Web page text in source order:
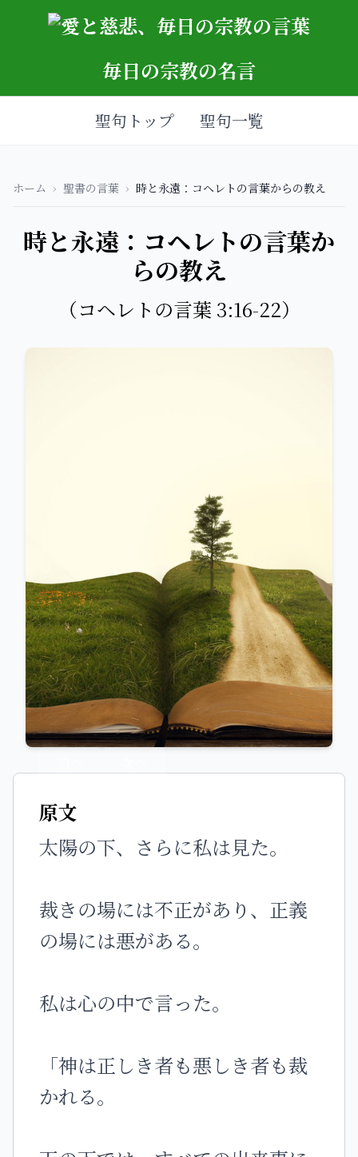
毎日の宗教の名言
聖句トップ 聖句一覧
ホーム › 聖書の言葉 › 時と永遠：コヘレトの言葉からの教え
時と永遠：コヘレトの言葉か
らの教え
（コヘレトの言葉 3:16-22）
原文
太陽の下、さらに私は見た。
裁きの場には不正があり、正義
の場には悪がある。
私は心の中で言った。
「神は正しき者も悪しき者も裁
かれる。